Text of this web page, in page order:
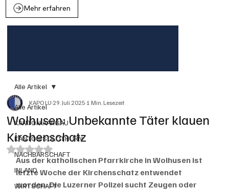
Mehr erfahren
Alle Artikel
KANTON AARGAU
KANTON SOLOTHURN
NACHBARSCHAFT
INLAND
WIRTSCHAFT
Alle Artikel
Wolhusen: Unbekannte Täter klauen
Kirchenschatz
KAPO LU29. Juli 20251 Min. Lesezeit
Mit NaN von 5 Sternen bewertet.
Aus der katholischen Pfarrkirche in Wolhusen ist
letzte Woche der Kirchenschatz entwendet
worden. Die Luzerner Polizei sucht Zeugen oder